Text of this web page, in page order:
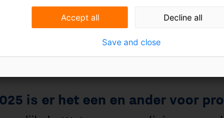
bewijslast en bewijslastverdeling blijven
regeling vraagt daarom vooral wat
de procedure rond hebben. De verwachting is
vooraf bewijs te vergaren - zoals
Accept all Decline all
Save and close